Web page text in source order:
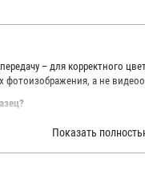
– для корректного
фотоизображения, а не
чтобы точно описать цвет
каждую ткань в
цветовые условия и
Показать